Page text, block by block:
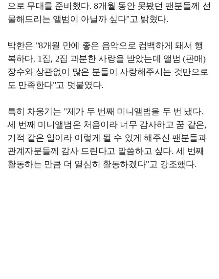
으로 무대를 준비했다. 8개월 동안 못봤던 팬분들께 선
물해드리는 앨범이 아닐까 싶다"고 밝혔다.
박한은 "8개월 만에 좋은 음악으로 컴백하게 돼서 행
복하다. 1집, 2집 과분한 사랑을 받았는데 앨범 (판매)
장수와 상관없이 많은 분들이 사랑해주시는 것만으로
도 만족한다"고 덧붙였다.
특히 차웅기는 "제가 두 번째 미니앨범을 두 번 냈다.
세 번째 미니앨범은 처음이라 너무 감사하고 꿈 같은,
기적 같은 일이라 이렇게 될 수 있게 해주신 팬분들과
관계자분들께 감사 드린다고 말씀하고 싶다. 세 번째
활동하는 만큼 더 열심히 활동하겠다"고 강조했다.